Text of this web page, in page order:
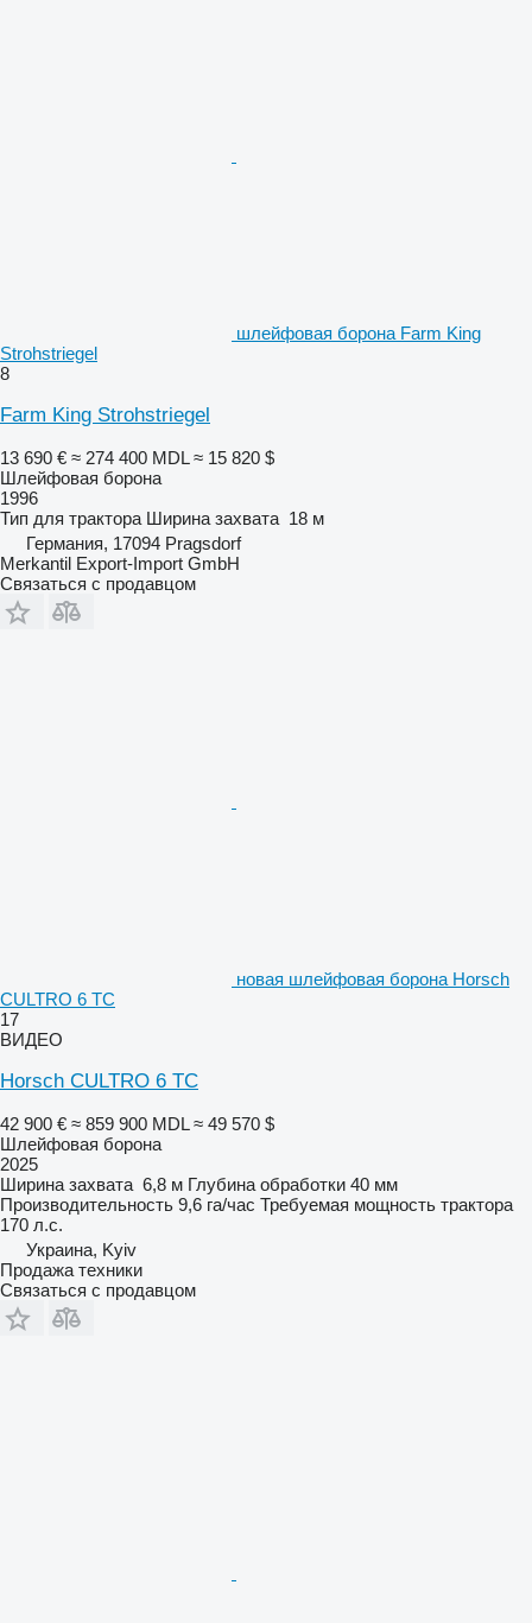
шлейфовая борона Farm King
Strohstriegel
8
Farm King Strohstriegel
13 690 € ≈ 274 400 MDL ≈ 15 820 $
Шлейфовая борона
1996
Тип для трактора Ширина захвата 18 м
Германия, 17094 Pragsdorf
Merkantil Export-Import GmbH
Связаться с продавцом
новая шлейфовая борона Horsch
CULTRO 6 TC
17
ВИДЕО
Horsch CULTRO 6 TC
42 900 € ≈ 859 900 MDL ≈ 49 570 $
Шлейфовая борона
2025
Ширина захвата 6,8 м Глубина обработки 40 мм
Производительность 9,6 га/час Требуемая мощность трактора
170 л.с.
Украина, Kyiv
Продажа техники
Связаться с продавцом